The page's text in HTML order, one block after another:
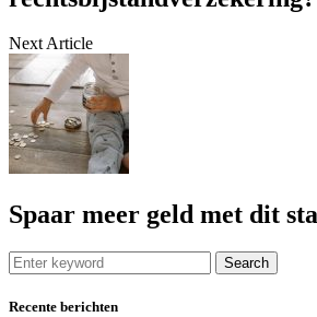
Next Article
Spaar meer geld met dit
Search
Recente berichten